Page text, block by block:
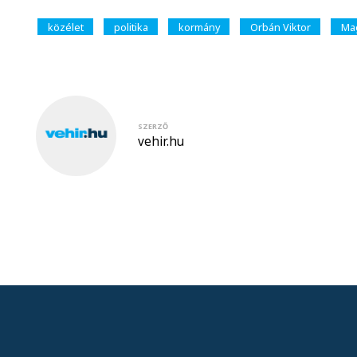
közélet politika kormány Orbán Viktor
SZERZŐ
vehir.hu